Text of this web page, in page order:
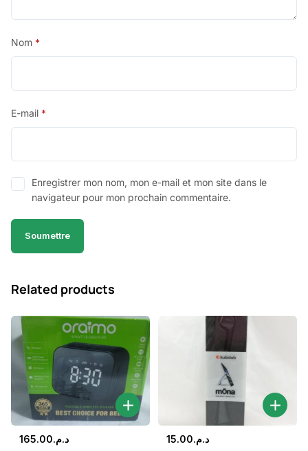
Nom *
E-mail *
Enregistrer mon nom, mon e-mail et mon site dans le
navigateur pour mon prochain commentaire.
Related products
د.م.165.00
د.م.15.00